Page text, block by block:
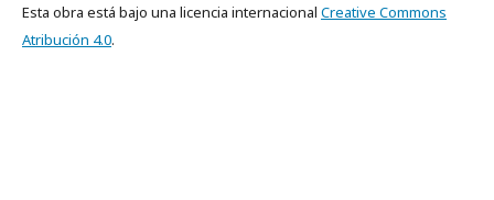
Esta obra está bajo una licencia internacional Creative Commons
Atribución 4.0.